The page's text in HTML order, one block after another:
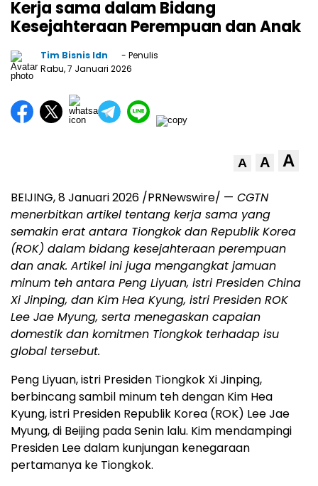
Kerja sama dalam Bidang
Kesejahteraan Perempuan dan Anak
Tim Bisnis Idn
- Penulis
Rabu, 7 Januari 2026
A A A
BEIJING,8 Januari 2026 /PRNewswire/ — CGTN
menerbitkan artikel tentang kerja sama yang
semakin erat antara Tiongkok dan Republik Korea
(ROK) dalam bidang kesejahteraan perempuan
dan anak. Artikel ini juga mengangkat jamuan
minum teh antara Peng Liyuan, istri Presiden China
Xi Jinping, dan Kim Hea Kyung, istri Presiden ROK
Lee Jae Myung, serta menegaskan capaian
domestik dan komitmen Tiongkok terhadap isu
global tersebut.
Peng Liyuan, istri Presiden Tiongkok Xi Jinping,
berbincang sambil minum teh dengan Kim Hea
Kyung, istri Presiden Republik Korea (ROK) Lee Jae
Myung, di Beijing pada Senin lalu. Kim mendampingi
Presiden Lee dalam kunjungan kenegaraan
pertamanya ke Tiongkok.